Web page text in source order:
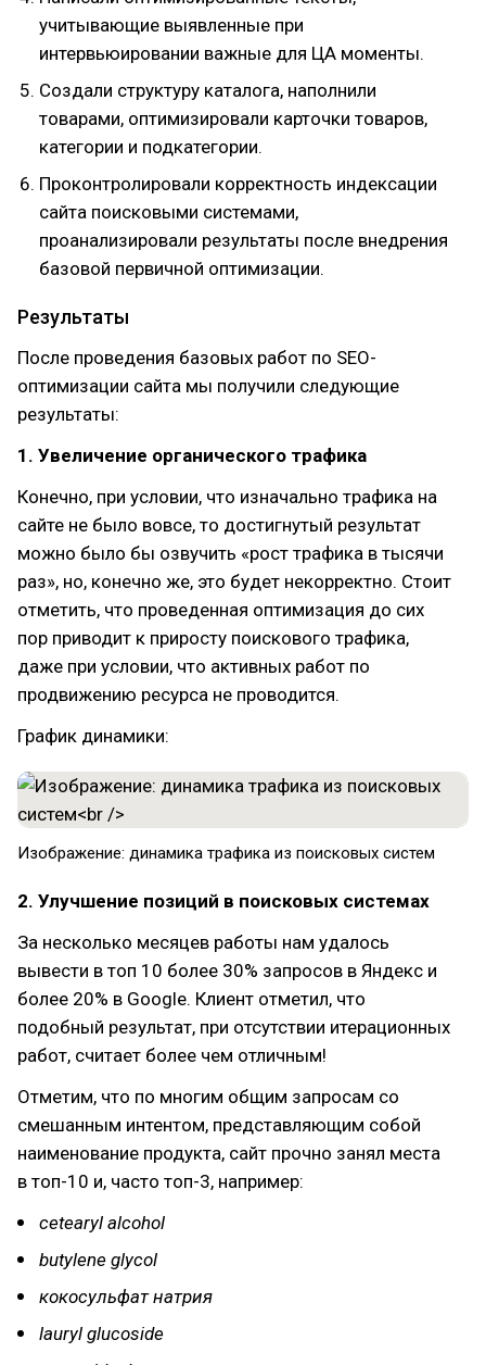
учитывающие выявленные при
интервьюировании важные для ЦА моменты.
Создали структуру каталога, наполнили
товарами, оптимизировали карточки товаров,
категории и подкатегории.
Проконтролировали корректность индексации
сайта поисковыми системами,
проанализировали результаты после внедрения
базовой первичной оптимизации.
Результаты
После проведения базовых работ по SEO-
оптимизации сайта мы получили следующие
результаты:
1. Увеличение органического трафика
Конечно, при условии, что изначально трафика на
сайте не было вовсе, то достигнутый результат
можно было бы озвучить «рост трафика в тысячи
раз», но, конечно же, это будет некорректно. Стоит
отметить, что проведенная оптимизация до сих
пор приводит к приросту поискового трафика,
даже при условии, что активных работ по
продвижению ресурса не проводится.
График динамики:
Изображение: динамика трафика из поисковых систем
2. Улучшение позиций в поисковых системах
За несколько месяцев работы нам удалось
вывести в топ 10 более 30% запросов в Яндекс и
более 20% в Google. Клиент отметил, что
подобный результат, при отсутствии итерационных
работ, считает более чем отличным!
Отметим, что по многим общим запросам со
смешанным интентом, представляющим собой
наименование продукта, сайт прочно занял места
в топ-10 и, часто топ-3, например:
cetearyl alcohol
butylene glycol
кокосульфат натрия
lauryl glucoside